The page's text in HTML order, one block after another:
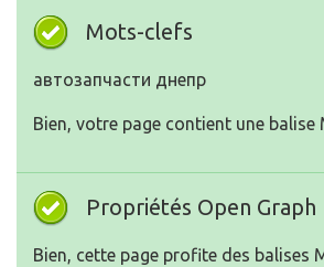
Mots-clefs
автозапчасти днепр
Bien, votre page contient une balise
Propriétés Open Graph
Bien, cette page profite des balises